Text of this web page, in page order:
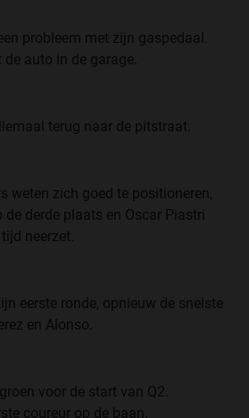
probleem met zijn gaspedaal.
auto in de garage.
terug naar de pitstraat.
weten zich goed te positioneren,
derde plaats en Oscar Piastri
neerzet.
eerste ronde, opnieuw de snelste
en Alonso.
voor de start van Q2.
coureur op de baan.